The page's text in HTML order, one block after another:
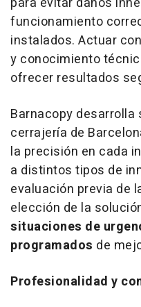
funcionamiento
instalados. Actuar
y conocimiento
ofrecer resultados
Barnacopy
cerrajería de
la precisión en cada
a distintos tipos de
evaluación previa de
elección de la
situaciones de
programados de
Profesionalidad y